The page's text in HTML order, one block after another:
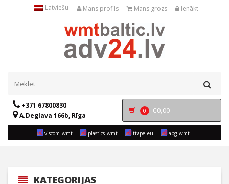
Latviešu Mans profils Mans grozs Ienākt
+371 67800830
A.Deglava 166b, Rīga
0 €0,00
viscom_wmt plastics_wmt ttape_eu apg_wmt
KATEGORIJAS